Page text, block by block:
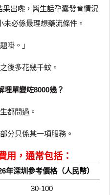
出嚟，醫生話孕囊發育情況
必係最理想藥流條件。
啩。」
多花幾千蚊。
埋單變咗8000幾？
都問過。
只係某一項服務。
用，通常包括：
年深圳參考價格（人民幣）
30-100